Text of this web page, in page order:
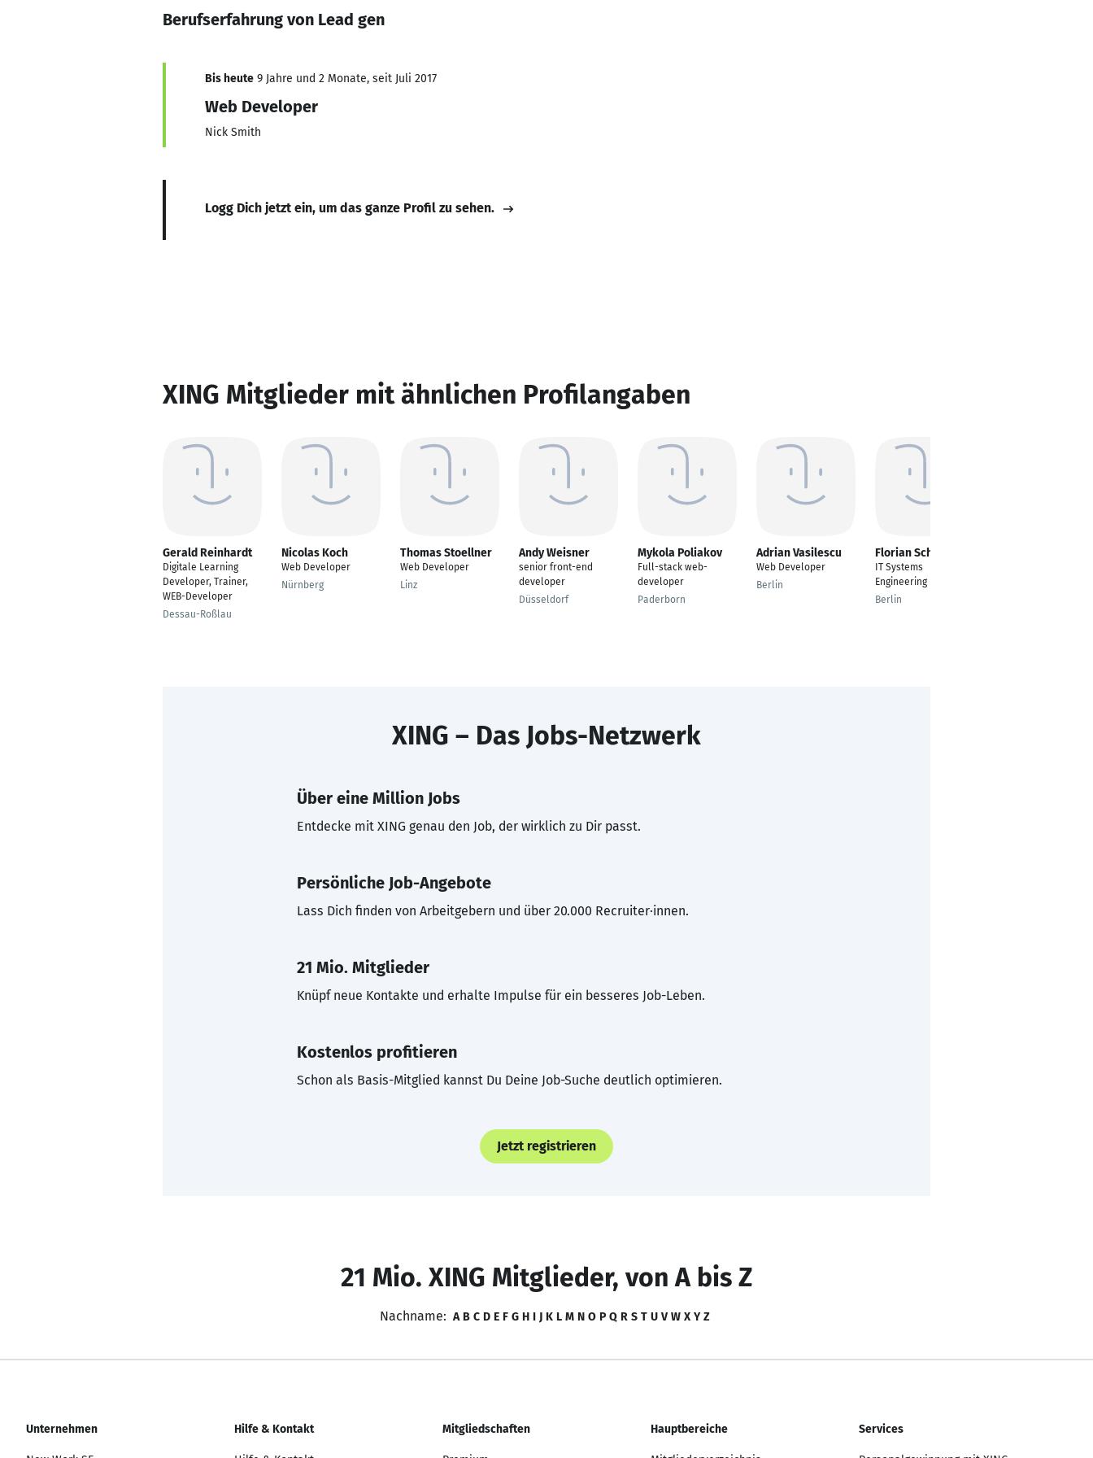
Berufserfahrung von Lead gen
Bis heute 9 Jahre und 2 Monate, seit Juli 2017
Web Developer
Nick Smith
Logg Dich jetzt ein, um das ganze Profil zu sehen.
XING Mitglieder mit ähnlichen Profilangaben
Gerald Reinhardt
Digitale Learning
Developer, Trainer,
WEB-Developer
Dessau-Roßlau
Nicolas Koch
Web Developer
Nürnberg
Thomas Stoellner
Web Developer
Linz
Andy Weisner
senior front-end
developer
Düsseldorf
Mykola Poliakov
Full-stack web-
developer
Paderborn
Adrian Vasilescu
Web Developer
Berlin
Florian Schmidt
IT Systems
Engineering
Berlin
XING – Das Jobs-Netzwerk
Über eine Million Jobs
Entdecke mit XING genau den Job, der wirklich zu Dir passt.
Persönliche Job-Angebote
Lass Dich finden von Arbeitgebern und über 20.000 Recruiter·innen.
21 Mio. Mitglieder
Knüpf neue Kontakte und erhalte Impulse für ein besseres Job-Leben.
Kostenlos profitieren
Schon als Basis-Mitglied kannst Du Deine Job-Suche deutlich optimieren.
Jetzt registrieren
21 Mio. XING Mitglieder, von A bis Z
Nachname: A B C D E F G H I J K L M N O P Q R S T U V W X Y Z
Unternehmen Hilfe & Kontakt Mitgliedschaften Hauptbereiche Services